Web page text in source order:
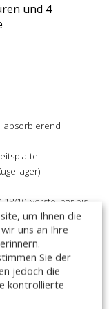
und 4
absorbierend
18/10, verstellbar bis
der Arbeitsplatte
Somit ist die
um Ihnen die
uns an Ihre
Sie der
jedoch die
kontrollierte